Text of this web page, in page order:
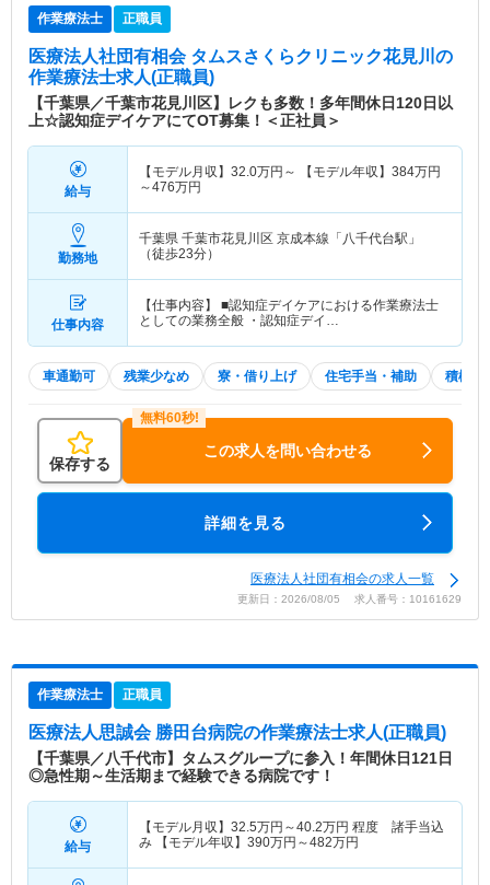
作業療法士 正職員
医療法人社団有相会 タムスさくらクリニック花見川 の
作業療法士求人(正職員)
【千葉県／千葉市花見川区】レクも多数！多年間休日120日以
上☆認知症デイケアにてOT募集！＜正社員＞
給与
【モデル月収】 32.0万円～ 【モデル年収】 384万円
～476万円
勤務地
千葉県 千葉市花見川区 京成本線「八千代台駅」
（徒歩23分）
仕事内容
【仕事内容】 ■認知症デイケアにおける作業療法士
としての業務全般 ・認知症デイ…
車通勤可 残業少なめ 寮・借り上げ 住宅手当・補助 積極採
保存する
この求人を問い合わせる
詳細を見る
医療法人社団有相会の求人一覧
更新日：2026/08/05 求人番号：10161629
作業療法士 正職員
医療法人思誠会 勝田台病院の作業療法士求人(正職員)
【千葉県／八千代市】タムスグループに参入！年間休日121日
◎急性期～生活期まで経験できる病院です！
給与
【モデル月収】 32.5万円～40.2万円 程度 諸手当込
み 【モデル年収】 390万円～482万円